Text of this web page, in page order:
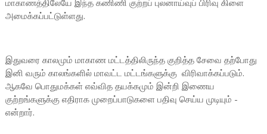
மாகாணத்திலேயே இந்த கணிணி குற்றப் புலனாய்வுப் பிரிவு கிளை
அமைக்கப்பட்டுள்ளது.
இதுவரை காலமும் மாகாண மட்டத்திலிருந்த குறித்த சேவை தற்போது
இனி வரும் காலங்களில் மாவட்ட மட்டங்களுக்கு விரிவாக்கப்படும்.
ஆகவே பொதுமக்கள் எவ்வித தயக்கமும் இன்றி இணைய
குற்றங்களுக்கு எதிராக முறைப்பாடுகளை பதிவு செய்ய முடியும் -
என்றார்.